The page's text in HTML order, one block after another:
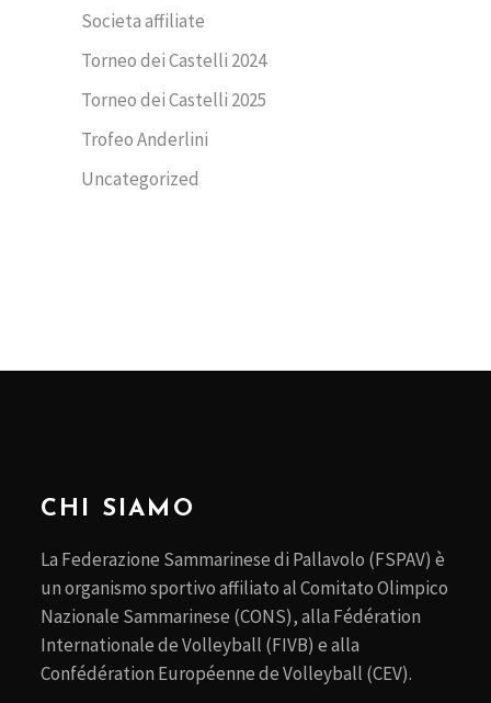
Societa affiliate
Torneo dei Castelli 2024
Torneo dei Castelli 2025
Trofeo Anderlini
Uncategorized
CHI SIAMO
La Federazione Sammarinese di Pallavolo (FSPAV) è
un organismo sportivo affiliato al Comitato Olimpico
Nazionale Sammarinese (CONS), alla Fédération
Internationale de Volleyball (FIVB) e alla
Confédération Européenne de Volleyball (CEV).